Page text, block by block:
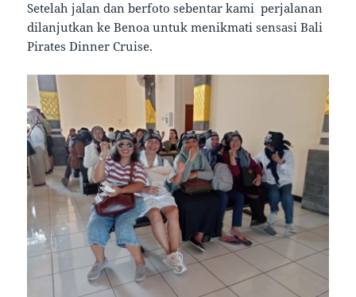
Setelah jalan dan berfoto sebentar kami perjalanan
dilanjutkan ke Benoa untuk menikmati sensasi Bali
Pirates Dinner Cruise.